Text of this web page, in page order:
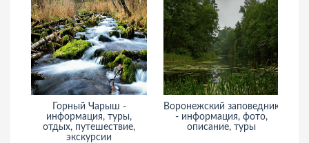
Горный Чарыш -
информация, туры,
отдых, путешествие,
экскурсии
Воронежский заповедник
- информация, фото,
описание, туры